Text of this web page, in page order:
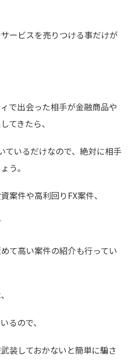
ービスを売りつける事だけが
で出会った相手が金融商品や
てきたら、
ているだけなので、絶対に相手
う。
案件や高利回りFX案件、
て高い案件の紹介も行ってい
るので、
装しておかないと簡単に騙さ